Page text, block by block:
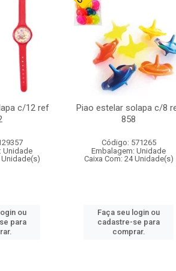
c/12 ref
Unidade
Unidade(s)
ou
para
Piao estelar solapa c/8
858
Código: 571265
Embalagem: Unidade
Caixa Com: 24 Unidade(s)
Faça seu login ou
cadastre-se para
comprar.